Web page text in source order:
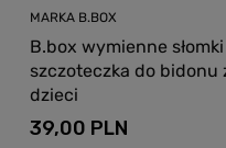
MARKA B.BOX
B.box wymienne
szczoteczka do bidonu
dzieci
39,00 PLN